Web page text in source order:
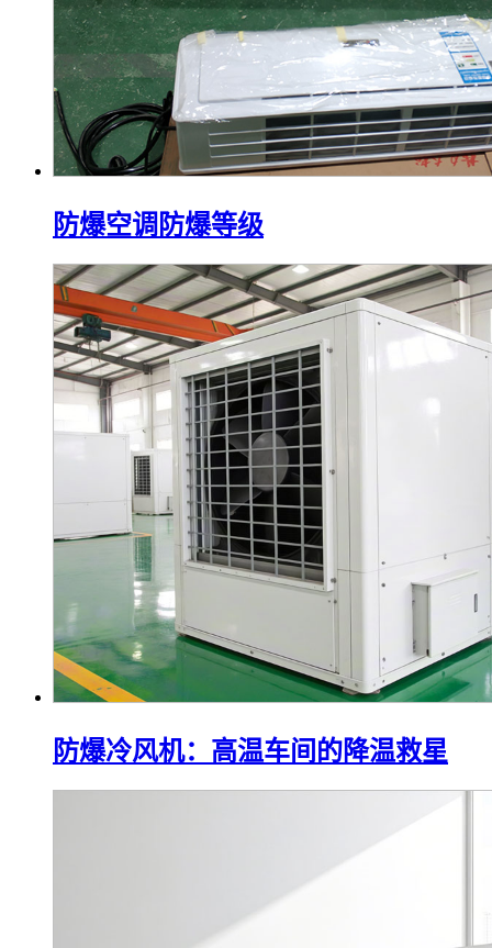
防爆空调防爆等级
防爆冷风机：高温车间的降温救星